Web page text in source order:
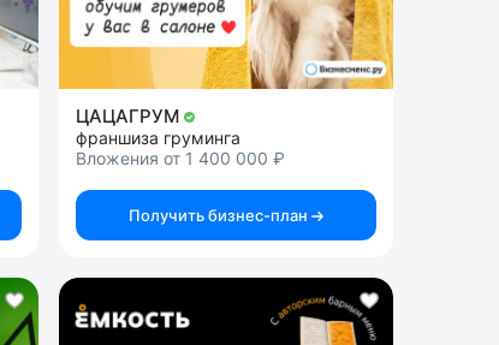
ЦАЦАГРУМ
франшиза груминга
Вложения от 1 400 000 ₽
Получить бизнес-план